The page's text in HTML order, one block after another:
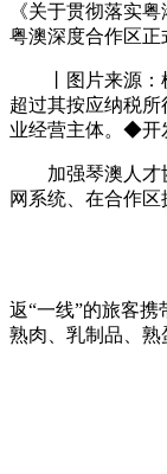
《关于贯彻落实
粤澳深度合作区正
丨图片来源：横
超过其按应纳税
业经营主体。◆开
加强琴澳人才协
网系统、在合作
返“一线”的旅客携
熟肉、乳制品、熟